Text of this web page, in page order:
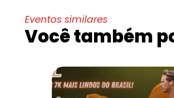
Eventos similares
Você também